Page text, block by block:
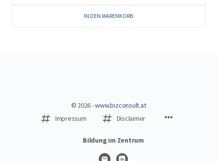
IN DEN WARENKORB
© 2026 -www.bizconsult.at
Impressum
Disclaimer
Bildung im Zentrum